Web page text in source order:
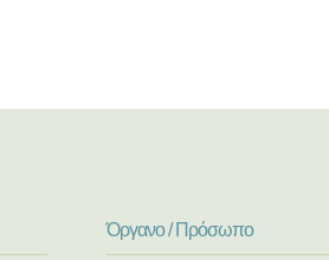
Όργανο / Πρόσωπο